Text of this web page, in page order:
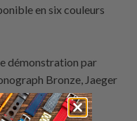
en six couleurs
démonstration par
Bronze, Jaeger
World